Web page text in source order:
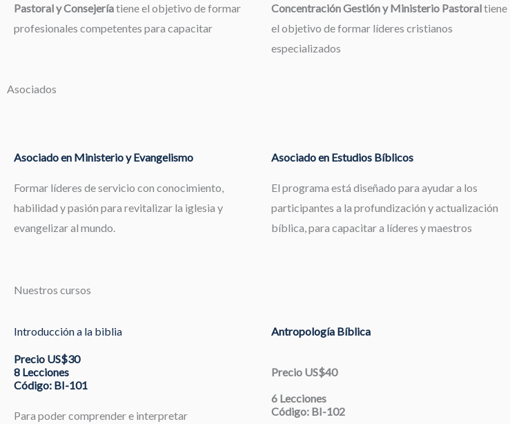
Pastoral y Consejeríatiene el objetivo de formar
profesionales competentes para capacitar
Concentración Gestión y Ministerio Pastoraltiene
el objetivo de formar líderes cristianos
especializados
Asociados
Asociado en Ministerio y Evangelismo
Formar líderes de servicio con conocimiento,
habilidad y pasión para revitalizar la iglesia y
evangelizar al mundo.
Asociado en Estudios Bíblicos
El programa está diseñado para ayudar a los
participantes a la profundización y actualización
bíblica, para capacitar a líderes y maestros
Nuestros cursos
Introducción a la biblia
Precio US$30
8 Lecciones
Código: BI-101
Para poder comprender e interpretar
Antropología Bíblica
Precio US$40
6 Lecciones
Código: BI-102